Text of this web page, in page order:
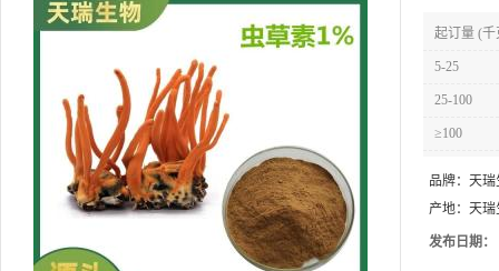
起订量 (千
5-25
25-100
≥100
品牌： 天瑞
产地： 天瑞
发布日期：